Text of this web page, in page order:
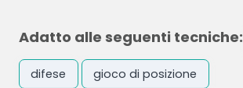
Adatto alle seguenti tecniche:
difese gioco di posizione